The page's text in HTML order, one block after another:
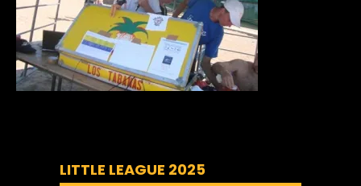
LITTLE LEAGUE 2025